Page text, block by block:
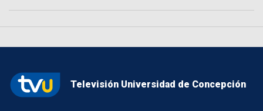
Televisión Universidad de Concepción